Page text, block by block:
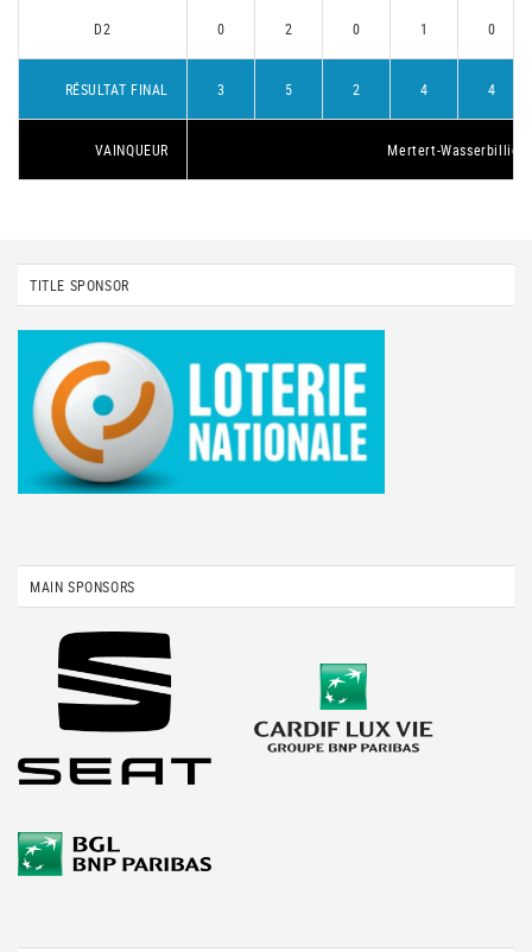
D2 0 2 0 1 0
RÉSULTAT FINAL 3 5 2 4 4
VAINQUEUR Mertert-Wasserbillig 1
TITLE SPONSOR
MAIN SPONSORS